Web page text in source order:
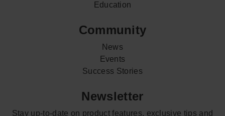
Education
Community
News
Events
Success Stories
Newsletter
Stay up-to-date on product features, exclusive tips and